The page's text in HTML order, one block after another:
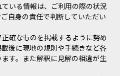
いる情報は、ご利用の際の状況
自身の責任で判断していただい
確なものを掲載するように努め
後に現地の規則や手続きなど各
す。また解釈に見解の相違が生